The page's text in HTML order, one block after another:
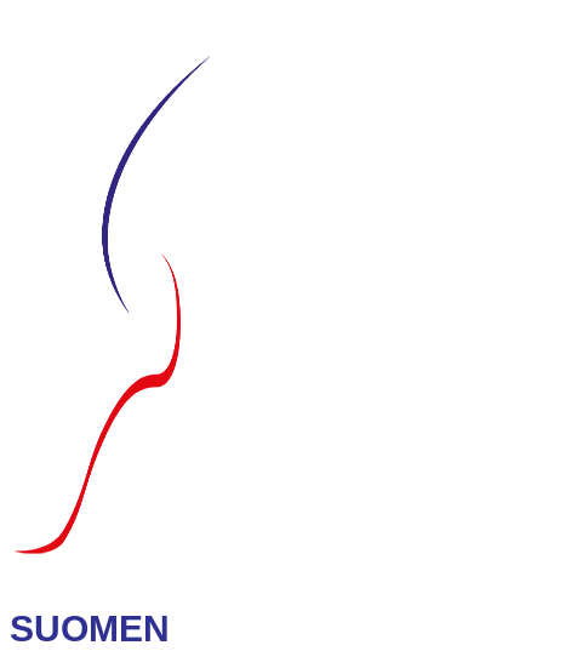
SUOMEN